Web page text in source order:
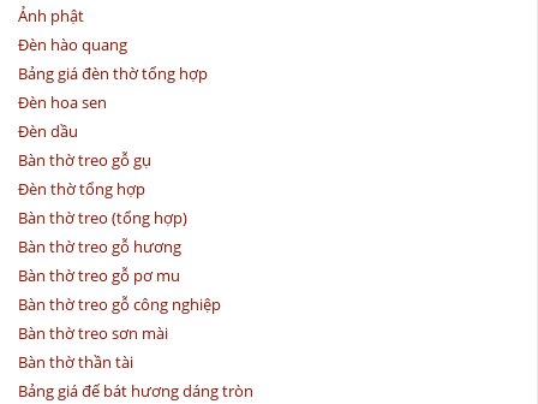
Ảnh phật
Đèn hào quang
Bảng giá đèn thờ tổng hợp
Đèn hoa sen
Đèn dầu
Bàn thờ treo gỗ gụ
Đèn thờ tổng hợp
Bàn thờ treo (tổng hợp)
Bàn thờ treo gỗ hương
Bàn thờ treo gỗ pơ mu
Bàn thờ treo gỗ công nghiệp
Bàn thờ treo sơn mài
Bàn thờ thần tài
Bảng giá đế bát hương dáng tròn